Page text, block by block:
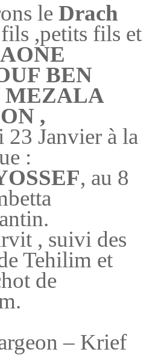
le Drach
,petits fils et
BEN
MEZALA
,
23 Janvier à la
:
, au 8
, suivi des
Tehilim et
de
– Krief